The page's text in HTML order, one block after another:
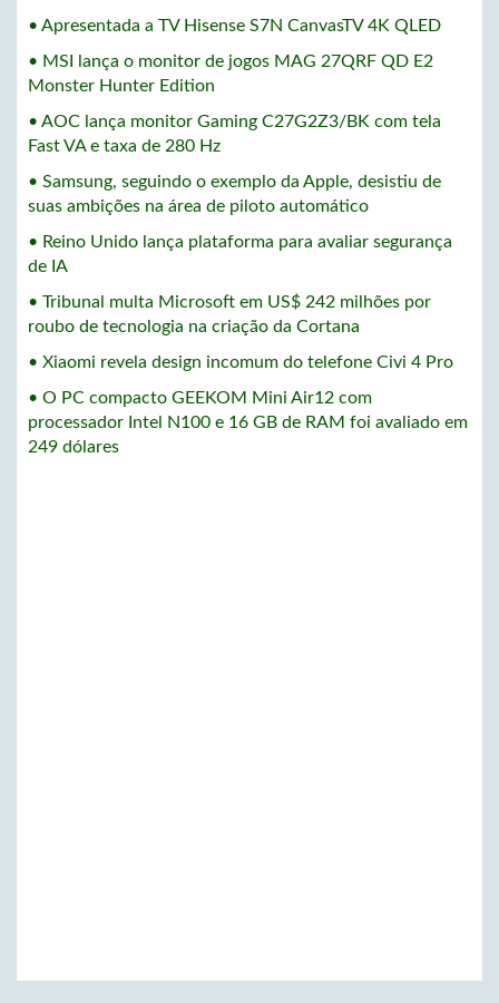
• Apresentada a TV Hisense S7N CanvasTV 4K QLED
• MSI lança o monitor de jogos MAG 27QRF QD E2
Monster Hunter Edition
• AOC lança monitor Gaming C27G2Z3/BK com tela
Fast VA e taxa de 280 Hz
• Samsung, seguindo o exemplo da Apple, desistiu de
suas ambições na área de piloto automático
• Reino Unido lança plataforma para avaliar segurança
de IA
• Tribunal multa Microsoft em US$ 242 milhões por
roubo de tecnologia na criação da Cortana
• Xiaomi revela design incomum do telefone Civi 4 Pro
• O PC compacto GEEKOM Mini Air12 com
processador Intel N100 e 16 GB de RAM foi avaliado em
249 dólares